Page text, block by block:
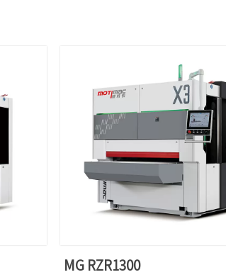
MG RZR1300